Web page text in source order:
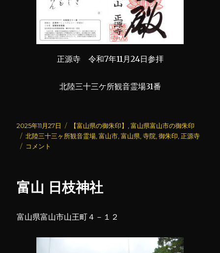
正源寺 令和7年11月24日参拝
北陸三十三ケ所観音霊場31番
投
稿
日:
2025年11月27日
カ
テ
【富山県の御朱印】 ,富山県富山市の御朱印
タ
グ
北陸三十三ヶ所観音霊場 ,富山市 ,富山県 ,寺院 ,御朱印 ,正源寺
正
コメント
富山 日枝神社
富山県富山市山王町４－１２